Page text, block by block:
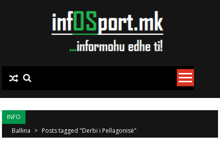
INFO
Ballina > Posts tagged "Derbi i Pellagonisë"